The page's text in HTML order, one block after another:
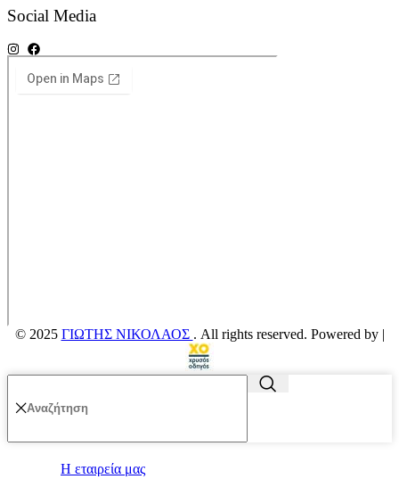
Social Media
© 2025 ΓΙΩΤΗΣ ΝΙΚΟΛΑΟΣ . All rights reserved. Powered by |
Η εταιρεία μας